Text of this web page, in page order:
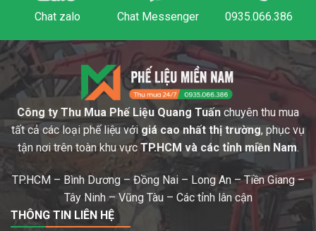
Chat zalo Chat Messenger 0935.066.386
Công ty Thu Mua Phế Liệu Quang Tuấn chuyên thu mua
tất cả các loại phế liệu vớigiá cao nhất thị trường, phục vụ
tận nơi trên toàn khu vực TP.HCM và các tỉnh miền Nam.
TP.HCM – Bình Dương – Đồng Nai – Long An – Tiền Giang –
Tây Ninh – Vũng Tàu – Các tỉnh lân cận
THÔNG TIN LIÊN HỆ